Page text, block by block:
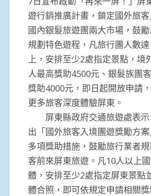
遊行銷推廣計畫，鎖定國外旅
國內銀髮旅遊團兩大市場，鼓
規劃特色遊程，凡旅行團人數
上，安排至少2處指定景點，境
人最高獎助4500元、銀髮族團
獎助4000元，即日起開放申請
更多旅客深度體驗屏東。
屏東縣政府交通旅遊處表示
出「國外旅客入境團遊獎勵方
多項獎助措施，鼓勵旅行業者
客前來屏東旅遊。凡10人以上
體，安排至少2處指定屏東景點
體合照，即可依規定申請相關